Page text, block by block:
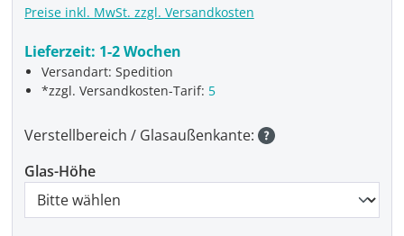
Preise inkl. MwSt. zzgl. Versandkosten
Lieferzeit: 1-2 Wochen
Versandart: Spedition
*zzgl. Versandkosten-Tarif: 5
Verstellbereich / Glasaußenkante:
Glas-Höhe